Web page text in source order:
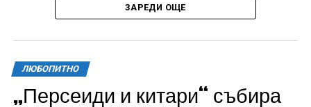
ЗАРЕДИ ОЩЕ
ЛЮБОПИТНО
„Персеиди и китари“ събира